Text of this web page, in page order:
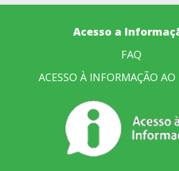
Acesso a
FAQ
ACESSO À INFORMAÇÃO